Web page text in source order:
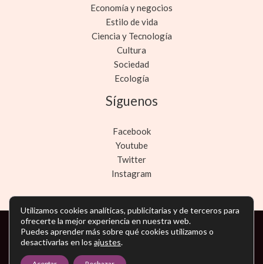
Economía y negocios
Estilo de vida
Ciencia y Tecnología
Cultura
Sociedad
Ecología
Síguenos
Facebook
Youtube
Twitter
Instagram
Copyright © Todos los derechos reservados -
noticiasmarketing.es
Utilizamos cookies analíticas, publicitarias y de terceros para
ofrecerte la mejor experiencia en nuestra web.
Puedes aprender más sobre qué cookies utilizamos o
desactivarlas en los ajustes.